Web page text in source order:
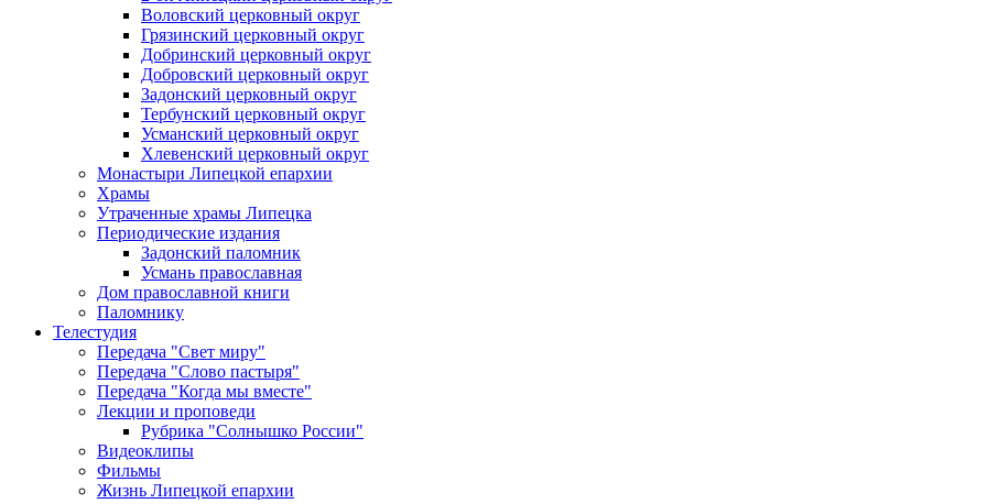
Воловский церковный округ
Грязинский церковный округ
Добринский церковный округ
Добровский церковный округ
Задонский церковный округ
Тербунский церковный округ
Усманский церковный округ
Хлевенский церковный округ
Монастыри Липецкой епархии
Храмы
Утраченные храмы Липецка
Периодические издания
Задонский паломник
Усмань православная
Дом православной книги
Паломнику
Телестудия
Передача "Свет миру"
Передача "Слово пастыря"
Передача "Когда мы вместе"
Лекции и проповеди
Рубрика "Солнышко России"
Видеоклипы
Фильмы
Жизнь Липецкой епархии